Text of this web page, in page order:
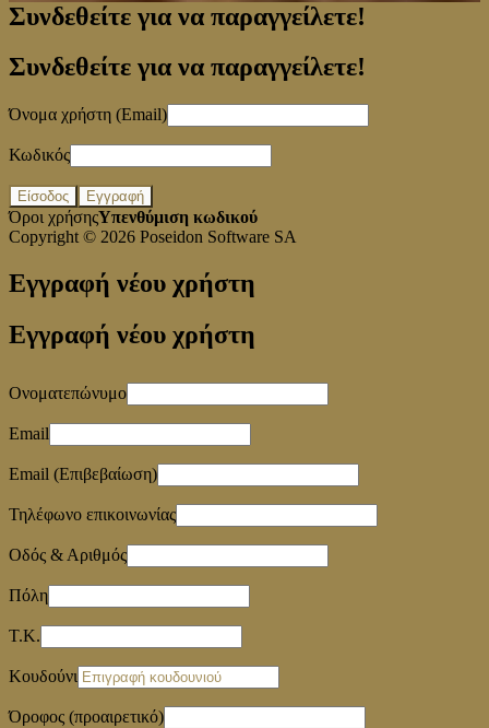
Συνδεθείτε για να παραγγείλετε!
Συνδεθείτε για να παραγγείλετε!
Όνομα χρήστη (Email)
Κωδικός
Είσοδος Εγγραφή
Όροι χρήσηςΥπενθύμιση κωδικού
Copyright © 2026 Poseidon Software SA
Εγγραφή νέου χρήστη
Εγγραφή νέου χρήστη
Ονοματεπώνυμο
Email
Email (Επιβεβαίωση)
Τηλέφωνο επικοινωνίας
Οδός & Αριθμός
Πόλη
Τ.Κ.
Κουδούνι
Όροφος (προαιρετικό)